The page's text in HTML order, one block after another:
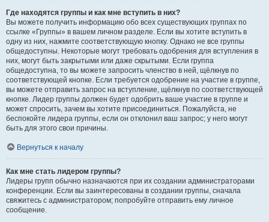
Где находятся группы и как мне вступить в них?
Вы можете получить информацию обо всех существующих группах по
ссылке «Группы» в вашем личном разделе. Если вы хотите вступить в
одну из них, нажмите соответствующую кнопку. Однако не все группы
общедоступны. Некоторые могут требовать одобрения для вступления в
них, могут быть закрытыми или даже скрытыми. Если группа
общедоступна, то вы можете запросить членство в ней, щёлкнув по
соответствующей кнопке. Если требуется одобрение на участие в группе,
вы можете отправить запрос на вступление, щёлкнув по соответствующей
кнопке. Лидер группы должен будет одобрить ваше участие в группе и
может спросить, зачем вы хотите присоединиться. Пожалуйста, не
беспокойте лидера группы, если он отклонил ваш запрос; у него могут
быть для этого свои причины.
Вернуться к началу
Как мне стать лидером группы?
Лидеры групп обычно назначаются при их создании администраторами
конференции. Если вы заинтересованы в создании группы, сначала
свяжитесь с администратором; попробуйте отправить ему личное
сообщение.